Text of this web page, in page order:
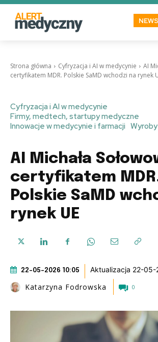
Strona główna Cyfryzacja i AI w medycynie
AI
certyfikatem MDR. Polskie SaMD wchodzi na rynek
Cyfryzacja i AI w medycynie
Firmy, medtech, startupy medyczne
Innowacje w medycynie i farmacji
AI Michała
certyfikatem
Polskie SaMD
rynek UE
22-05-2026 10:05 Aktualizacja 22-05-
Katarzyna Fodrowska 0